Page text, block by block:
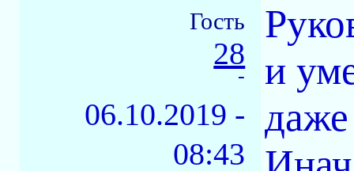
Гость
28
-
06.10.2019 -
08:43
и